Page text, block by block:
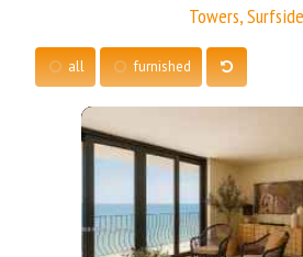
Towers, Surfside
all furnished
More